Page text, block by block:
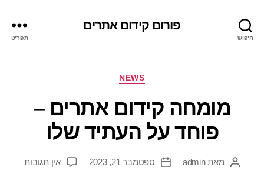
חיפוש
פורום קידום אתרים
תפריט
NEWS
מומחה קידום אתרים –
פוחד על העתיד שלו
מאתadmin ספטמבר 21, 2023 אין תגובות